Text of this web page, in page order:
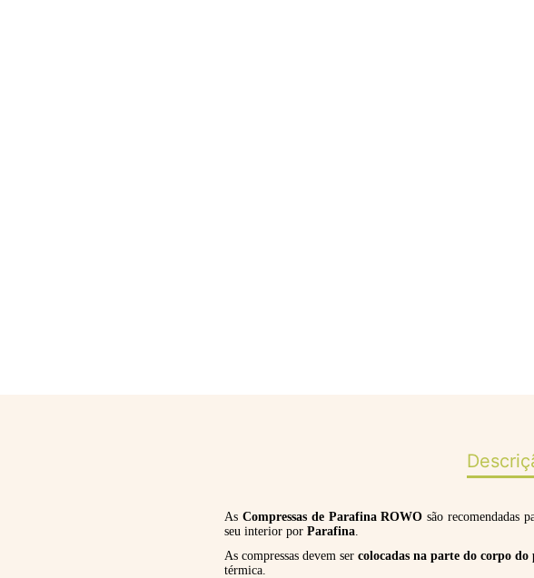
As Compressas de Parafina ROWO são recomendadas
seu interior por Parafina
As compressas devem ser colocadas na parte do corpo
térmica.